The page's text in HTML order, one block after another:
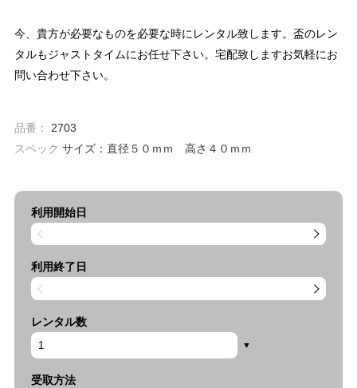
今、貴方が必要なものを必要な時にレンタル致します。盃のレン
タルもジャストタイムにお任せ下さい。宅配致しますお気軽にお
問い合わせ下さい。
品番：
2703
スペック サイズ：直径５０ｍｍ 高さ４０ｍｍ
利用開始日
利用終了日
レンタル数
受取方法